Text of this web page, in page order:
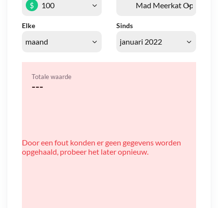
Elke Sinds
$
Totale waarde
---
Door een fout konden er geen gegevens worden
opgehaald, probeer het later opnieuw.